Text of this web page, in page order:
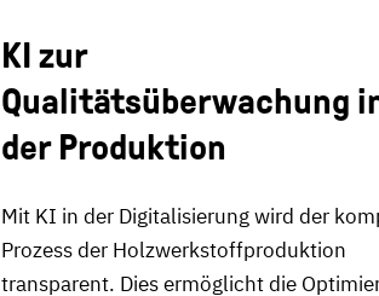
KI zur
Qualitätsüberwachung
der Produktion
Mit KI in der Digitalisierung wird der
Prozess der Holzwerkstoffproduktion
transparent. Dies ermöglicht die